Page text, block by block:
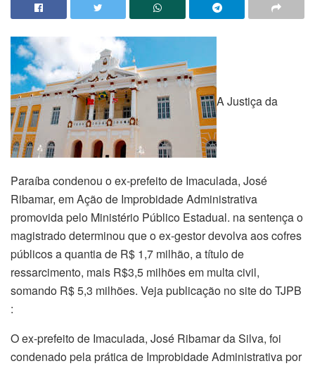
A Justiça da
Paraíba condenou o ex-prefeito de Imaculada, José
Ribamar, em Ação de Improbidade Administrativa
promovida pelo Ministério Público Estadual. na sentença o
magistrado determinou que o ex-gestor devolva aos cofres
públicos a quantia de R$ 1,7 milhão, a título de
ressarcimento, mais R$3,5 milhões em multa civil,
somando R$ 5,3 milhões. Veja publicação no site do TJPB
:
O ex-prefeito de Imaculada, José Ribamar da Silva, foi
condenado pela prática de Improbidade Administrativa por